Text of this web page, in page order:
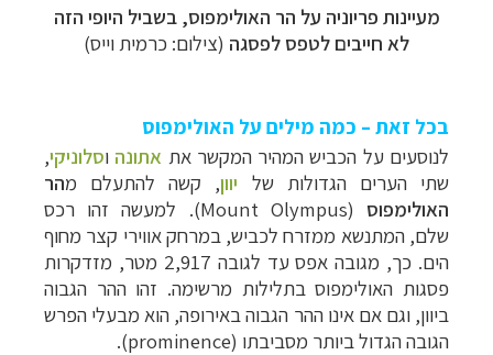
מעיינות פריוניה על הר האולימפוס, בשביל היופי הזה
לא חייבים לטפס לפסגה (צילום: כרמית וייס)
בכל זאת – כמה מילים על האולימפוס
לנוסעים על הכביש המהיר המקשר את אתונה וסלוניקי,
שתי הערים הגדולות של יוון, קשה להתעלם מהר
האולימפוס (
Mount Olympus). למעשה זהו רכס
שלם, המתנשא ממזרח לכביש, במרחק אווירי קצר מחוף
הים. כך, מגובה אפס עד לגובה 2,917 מטר, מזדקרות
פסגות האולימפוס בתלילות מרשימה. זהו ההר הגבוה
ביוון, וגם אם אינו ההר הגבוה באירופה, הוא מבעלי הפרש
הגובה הגדול ביותר מסביבתו (prominence
).